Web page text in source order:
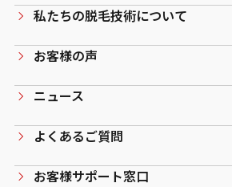
私たちの脱毛技術について
お客様の声
ニュース
よくあるご質問
お客様サポート窓口